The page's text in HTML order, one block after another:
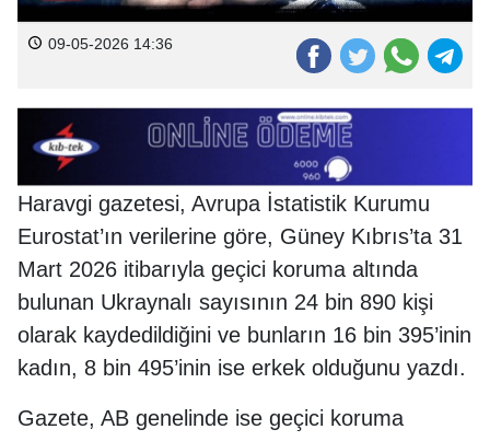
09-05-2026 14:36
Haravgi gazetesi, Avrupa İstatistik Kurumu
Eurostat’ın verilerine göre, Güney Kıbrıs’ta 31
Mart 2026 itibarıyla geçici koruma altında
bulunan Ukraynalı sayısının 24 bin 890 kişi
olarak kaydedildiğini ve bunların 16 bin 395’inin
kadın, 8 bin 495’inin ise erkek olduğunu yazdı.
Gazete, AB genelinde ise geçici koruma